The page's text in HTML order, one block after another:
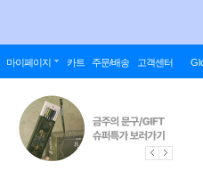
마이페이지 카트 주문/배송 고객센터